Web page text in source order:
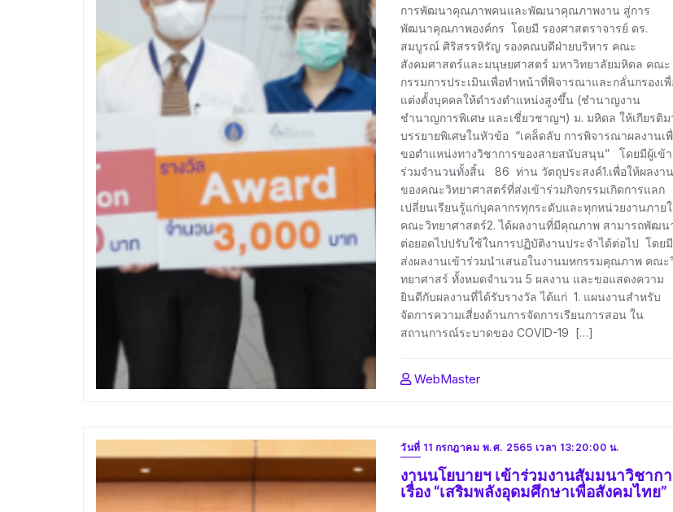
การพัฒนาคุณภาพคนและพัฒนาคุณภาพงาน สู่การ
พัฒนาคุณภาพองค์กร โดยมี รองศาสตราจารย์ ดร.
สมบูรณ์ ศิริสรรหิรัญ รองคณบดีฝ่ายบริหาร คณะ
สังคมศาสตร์และมนุษยศาสตร์ มหาวิทยาลัยมหิดล คณะ
กรรมการประเมินเพื่อทำหน้าที่พิจารณาและกลั่นกรองเ
แต่งตั้งบุคคลให้ดำรงตำแหน่งสูงขึ้น (ชำนาญงาน
ชำนาญการพิเศษ และเชี่ยวชาญฯ) ม. มหิดล ให้เกียรติม
บรรยายพิเศษในหัวข้อ “เคล็ดลับ การพิจารณาผลงานเ
ขอตำแหน่งทางวิชาการของสายสนับสนุน” โดยมีผู้เข้า
ร่วมจำนวนทั้งสิ้น 86 ท่าน วัตถุประสงค์1.เพื่อให้ผลงาน
ของคณะวิทยาศาสตร์ที่ส่งเข้าร่วมกิจกรรมเกิดการแลก
เปลี่ยนเรียนรู้แก่บุคลากรทุกระดับและทุกหน่วยงานภาย
คณะวิทยาศาสตร์2. ได้ผลงานที่มีคุณภาพ สามารถพัฒน
ต่อยอดไปปรับใช้ในการปฏิบัติงานประจำได้ต่อไป โดย
ส่งผลงานเข้าร่วมนำเสนอในงานมหกรรมคุณภาพ คณะ
ทยาศาสร์ ทั้งหมดจำนวน 5 ผลงาน และขอแสดงความ
ยินดีกับผลงานที่ได้รับรางวัล ได้แก่ 1. แผนงานสำหรับ
จัดการความเสี่ยงด้านการจัดการเรียนการสอน ใน
สถานการณ์ระบาดของ COVID-19 […]
WebMaster
วันที่ 11 กรกฎาคม พ.ศ. 2565 เวลา 13:20:00 น.
งานนโยบายฯ เข้าร่วมงานสัมมนาวิชาก
เรื่อง “เสริมพลังอุดมศึกษาเพื่อสังคมไทย”